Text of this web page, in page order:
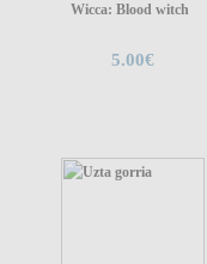
Wicca: Blood witch
5.00€